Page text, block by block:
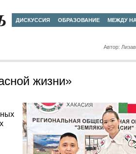
ДИСКУССИЯ ОБРАЗОВАНИЕ МЕЖДУ
Автор:
жизни»